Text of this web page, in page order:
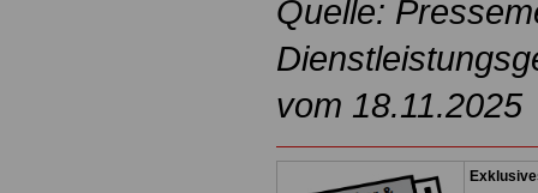
Quelle:
vom 18.11.2025